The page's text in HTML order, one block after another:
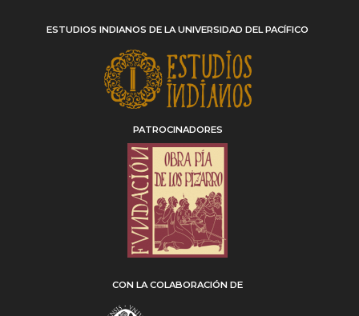
ESTUDIOS INDIANOS DE LA UNIVERSIDAD DEL PACÍFICO
PATROCINADORES
CON LA COLABORACIÓN DE